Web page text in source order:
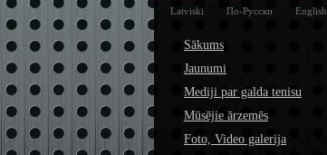
Latviski По-Русски English
Sākums
Jaunumi
Mediji par galda tenisu
Mūsējie ārzemēs
Foto, Video galerija